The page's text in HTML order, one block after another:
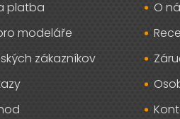
platba
modeláře
zákazníkov
O